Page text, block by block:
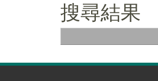
搜尋結果